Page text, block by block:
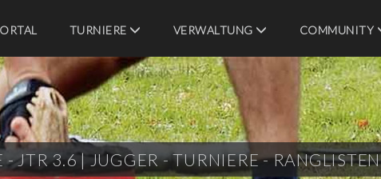
TURNIERE VERWALTUNG COMMUNITY
- JTR 3.6 |JUGGER - TURNIERE - RANGLISTEN